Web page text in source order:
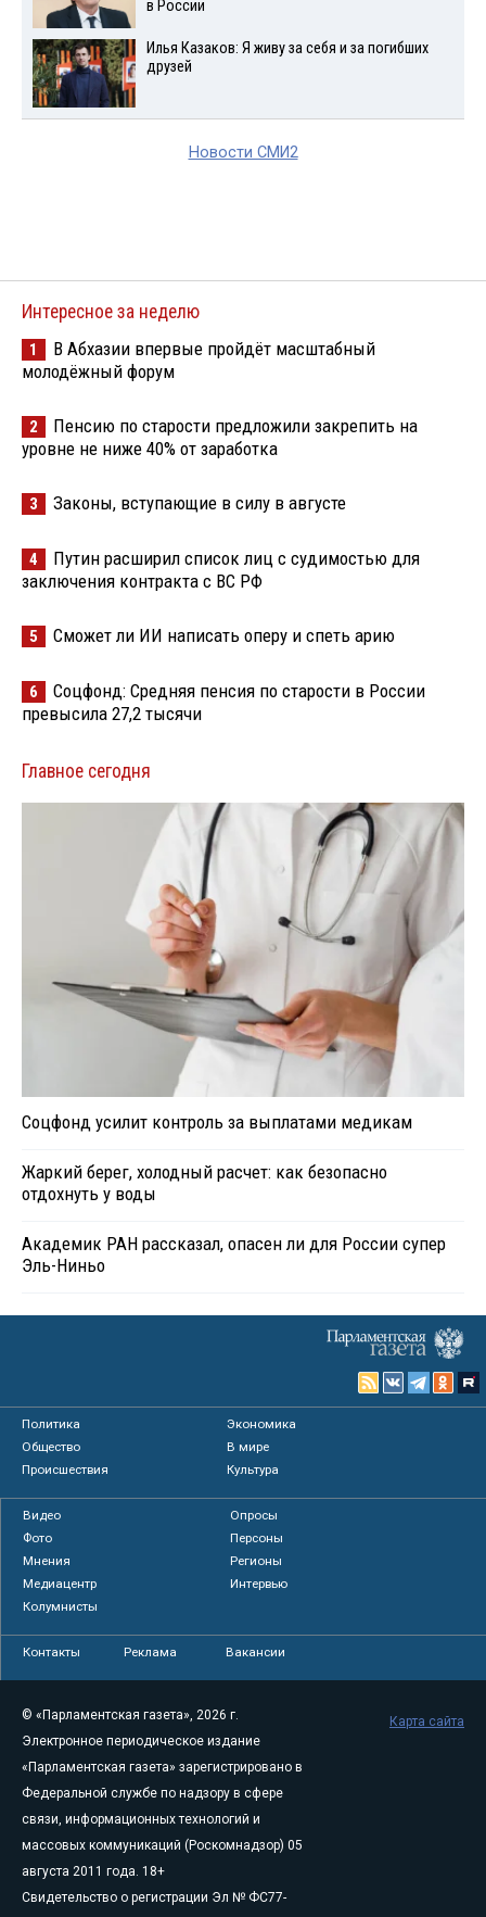
в России
Илья Казаков: Я живу за себя и за погибших
друзей
Новости СМИ2
Интересное за неделю
1
В Абхазии впервые пройдёт масштабный
молодёжный форум
2
Пенсию по старости предложили закрепить на
уровне не ниже 40% от заработка
3 Законы, вступающие в силу в августе
4
Путин расширил список лиц с судимостью для
заключения контракта с ВС РФ
5 Сможет ли ИИ написать оперу и спеть арию
6
Соцфонд: Средняя пенсия по старости в России
превысила 27,2 тысячи
Главное сегодня
Соцфонд усилит контроль за выплатами медикам
Жаркий берег, холодный расчет: как безопасно
отдохнуть у воды
Академик РАН рассказал, опасен ли для России супер
Эль-Ниньо
Политика
Экономика
Общество
В мире
Происшествия
Культура
Видео
Опросы
Фото
Персоны
Мнения
Регионы
Медиацентр
Интервью
Колумнисты
Контакты Реклама Вакансии
© «Парламентская газета», 2026 г.
Электронное периодическое издание
«Парламентская газета» зарегистрировано в
Федеральной службе по надзору в сфере
связи, информационных технологий и
массовых коммуникаций (Роскомнадзор) 05
августа 2011 года. 18+
Свидетельство о регистрации Эл № ФС77-
Карта сайта